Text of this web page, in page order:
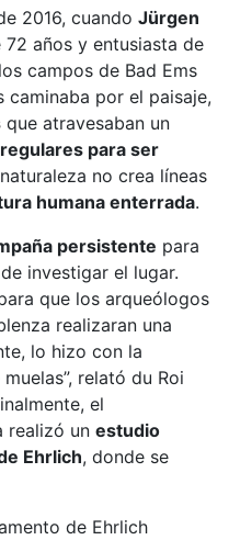
2016, cuando Jürgen
años y entusiasta de
campos de Bad Ems
caminaba por el paisaje,
que atravesaban un
para ser
no crea líneas
humana enterrada.
persistente para
investigar el lugar.
que los arqueólogos
realizaran una
lo hizo con la
relató du Roi
el
realizó un estudio
Ehrlich, donde se
de Ehrlich